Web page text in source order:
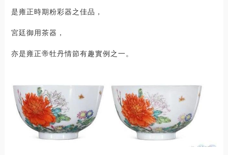
是雍正時期粉彩器之佳品，
宮廷御用茶器，
亦是雍正帝牡丹情節有趣實例之一。